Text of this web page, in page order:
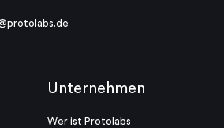
Unternehmen
Wer ist Protolabs